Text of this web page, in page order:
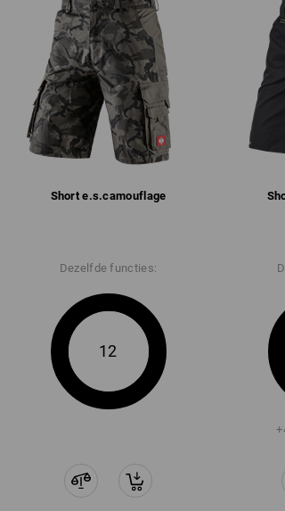
Short e.s.​camouflage
Dezelfde functies:
12